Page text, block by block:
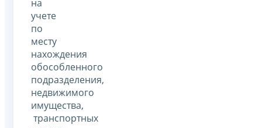
на
учете
по
месту
нахождения
обособленного
подразделения,
недвижимого
имущества,
транспортных